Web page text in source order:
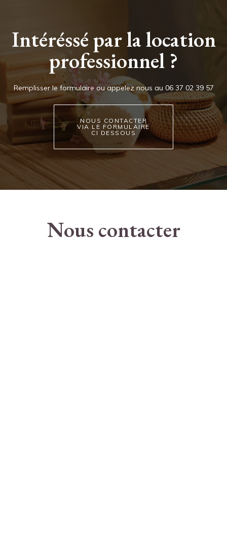
Intéréssé par la location
professionnel ?
Remplisser le formulaire ou appelez nous au 06 37 02 39 57
NOUS CONTACTER
VIA LE FORMULAIRE
CI DESSOUS
Nous contacter